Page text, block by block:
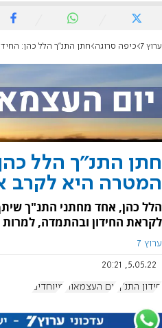
ערוץ 7 כיפה סרוגה חתן התנ"ך הלל כהן: החידון הוא
חתן התנ"ך הלל
המטרה היא לקרב
הלל כהן, אחד מחתני התנ"ך
לקראת החידון ובהתמדה,
ערוץ 7
5.05.22, 20:21
חידון התנ"ך יום העצמאות מיוחדים